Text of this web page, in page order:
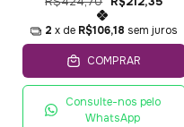
2 x de R$106,18 sem juros
COMPRAR
Consulte-nos pelo
WhatsApp